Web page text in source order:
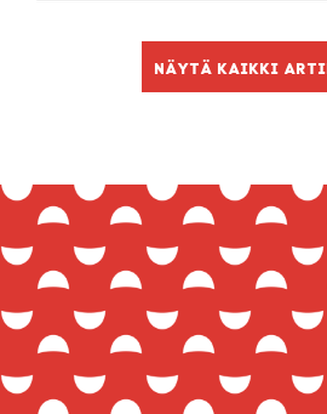
Näytä kaikki